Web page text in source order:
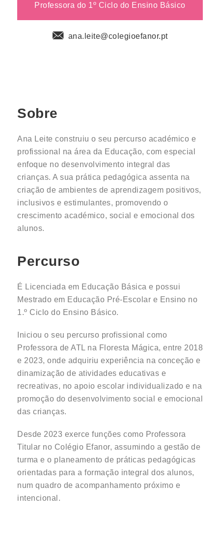
Professora do 1º Ciclo do Ensino Básico
ana.leite@colegioefanor.pt
Sobre
Ana Leite construiu o seu percurso académico e
profissional na área da Educação, com especial
enfoque no desenvolvimento integral das
crianças. A sua prática pedagógica assenta na
criação de ambientes de aprendizagem positivos,
inclusivos e estimulantes, promovendo o
crescimento académico, social e emocional dos
alunos.
Percurso
É Licenciada em Educação Básica e possui
Mestrado em Educação Pré-Escolar e Ensino no
1.º Ciclo do Ensino Básico.
Iniciou o seu percurso profissional como
Professora de ATL na Floresta Mágica, entre 2018
e 2023, onde adquiriu experiência na conceção e
dinamização de atividades educativas e
recreativas, no apoio escolar individualizado e na
promoção do desenvolvimento social e emocional
das crianças.
Desde 2023 exerce funções como Professora
Titular no Colégio Efanor, assumindo a gestão de
turma e o planeamento de práticas pedagógicas
orientadas para a formação integral dos alunos,
num quadro de acompanhamento próximo e
intencional.